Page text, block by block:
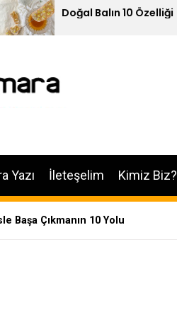
10 Özelliği
Yazı İleteşelim Kimiz Biz?
Başa Çıkmanın 10 Yolu